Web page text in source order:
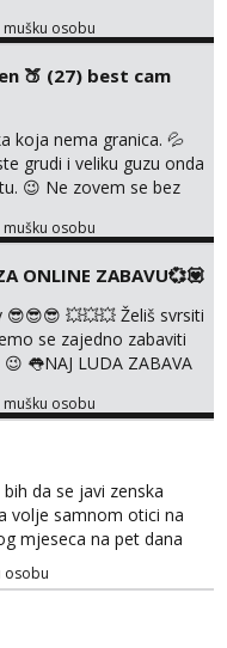
ili Viber. 😎 +385 91 912
😉 S vama sam
💗 ❌NE RADIM
RADIM NIŠTA UŽIVO❌
❌NE ...
osobu
🍑 (27) best cam
koja nema granica. 💦
grudi i veliku guzu onda
😉 Ne zovem se bez
i puno prljavih igrica.
nudim nećeš pronaći ni
U proteklih 5 godina
videouradaka. Malo je
osobu
ONLINE ZABAVU💞💟
💥💥💥 Želiš svrsiti
se zajedno zabaviti
👅NAJ LUDA ZABAVA
Telegram ili
videopozivu. 😉
NIŠTA UŽIVO❌
osobu
da se javi zenska
volje samnom otici na
mjeseca na pet dana
cisto druženje da
godina crna kosa 170
županija 0919121728
merkej86@gmail.com
osobu